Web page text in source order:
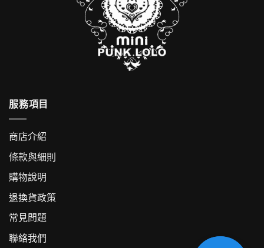
服務項目
商店介紹
條款與細則
購物說明
退換貨政策
常見問題
聯絡我們